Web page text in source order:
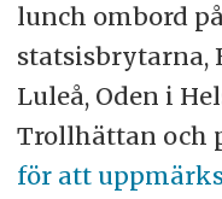
lunch ombord
statsisbrytarna,
Luleå, Oden i
Trollhättan och
för att